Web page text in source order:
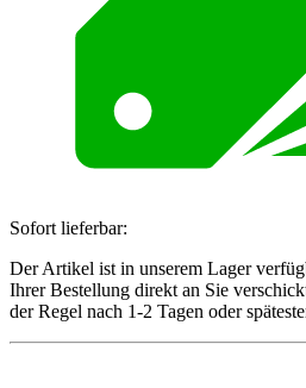
Sofort lieferbar:
Der Artikel ist in unserem Lager
Ihrer Bestellung direkt an Sie
der Regel nach 1-2 Tagen oder